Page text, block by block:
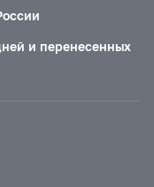
и перенесенных